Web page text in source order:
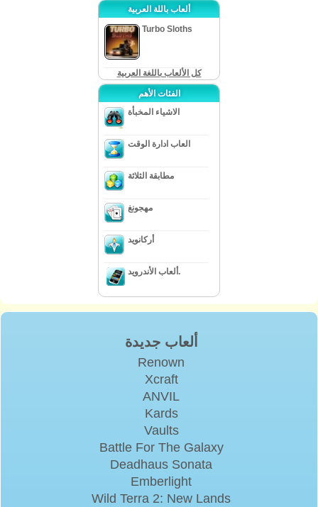
ألعاب باللة العربية
Turbo Sloths
كل الألعاب باللغة العربية
الفئات الأهم
الاشياء المخبأة
العاب ادارة الوقت
مطابقة الثلاثة
مهجونغ
أركانويد
ألعاب الأندرويد.
ألعاب جديدة
Renown
Xcraft
ANVIL
Kards
Vaults
Battle For The Galaxy
Deadhaus Sonata
Emberlight
Wild Terra 2: New Lands